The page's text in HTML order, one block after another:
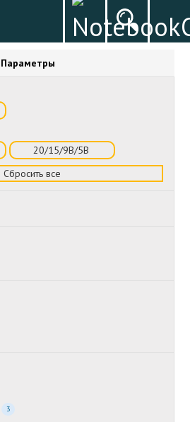
Параметры
20/15/9В/5В
Сбросить все
3